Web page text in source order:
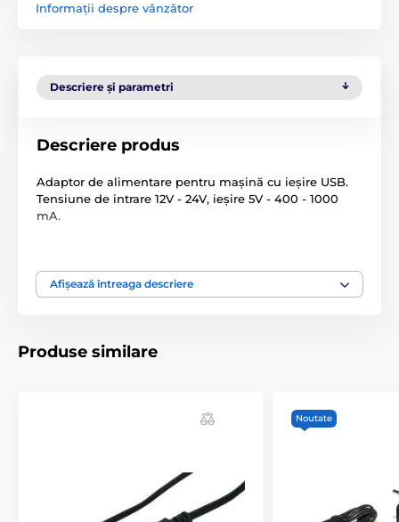
Informații despre vânzător
Descriere și parametri
Descriere produs
Adaptor de alimentare pentru mașină cu ieșire USB.
Tensiune de intrare 12V - 24V, ieșire 5V - 400 - 1000
mA.
Încărcătoare
Afișează întreaga descriere
Produse similare
Noutate